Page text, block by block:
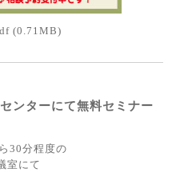
(0.71MB)
ンターにて無料セミナー
30分程度の
室にて